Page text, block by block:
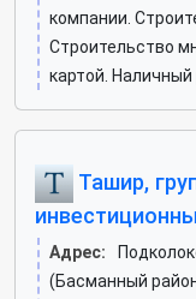
компании.
Строительство
картой.
Ташир,
Адрес:
(Басманный